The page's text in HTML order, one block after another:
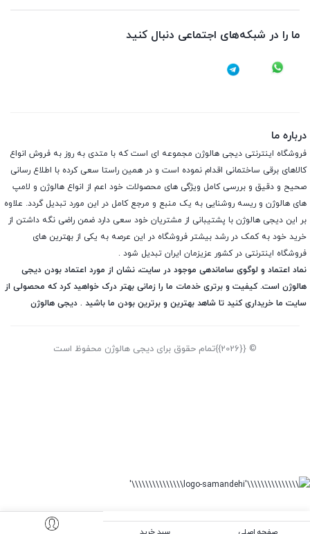
ما را در شبکه‌های اجتماعی دنبال کنید
درباره ما
فروشگاه اینترنتی دیجی هالوژن مجموعه ای است که با متدی به روز به فروش انواع
کالاهای برقی ساختمانی اقدام نموده است و در همین راستا سعی کرده با اطلاع رسانی
صحیح و دقیق و بررسی کامل ویژگی های محصولات خود اعم از انواع هالوژن و لامپ
های هالوژن و ریسه روشنایی به یک منبع و مرجع کامل در این مورد تبدیل گردد. علاوه
بر این دیجی هالوژن با پشتیبانی از مشتریان خود سعی دارد ضمن راضی نگه داشتن از
خرید خود به کمک در رشد بیشتر فروشگاه در این عرصه به یکی از بهترین های
فروشگاه اینترنتی در کشور عزیزمان ایران تبدیل شود .
نماد اعتماد و لوگوی ساماندهی موجود در سایت، نشان از مورد اعتماد بودن دیجی
هالوژن است. کیفیت و برتری خدمات ما را زمانی بهتر درک خواهید کرد که محصولی از
سایت ما خریداری کنید تا شاهد بهترین و برترین بودن ما باشید . دیجی هالوژن
© {{2026}}تمام حقوق برای دیجی هالوژن محفوظ است
صفحه اصلی سبد خرید